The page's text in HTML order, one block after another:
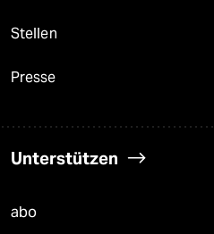
Stellen
Presse
Unterstützen
abo